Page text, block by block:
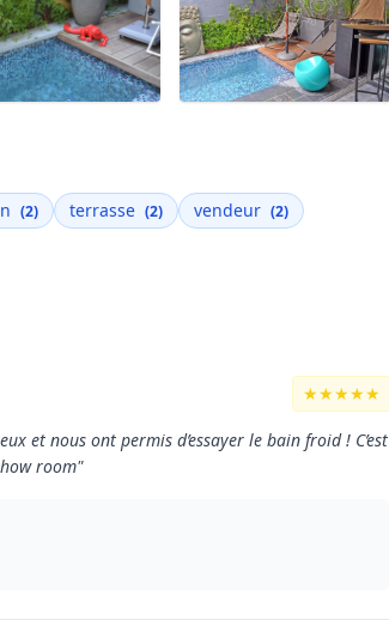
(2) terrasse (2) vendeur (2)
★★★★★
et nous ont permis d’essayer le bain froid ! C’est
room"